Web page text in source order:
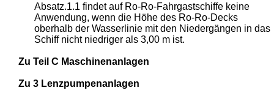
Absatz.1.1 findet auf Ro-Ro-Fahrgastschiffe keine
Anwendung, wenn die Höhe des Ro-Ro-Decks
oberhalb der Wasserlinie mit den Niedergängen in das
Schiff nicht niedriger als 3,00 m ist.
Zu Teil C Maschinenanlagen
Zu 3 Lenzpumpenanlagen